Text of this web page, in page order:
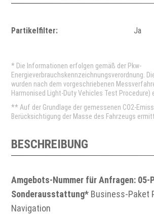
Partikelfilter: Ja
* Die Informationen erfolgen gemäß der Pkw-
Energieverbrauchskennzeichnungsverordnung.
wurden nach dem vorgeschriebenen
Harmonised Light-Duty Vehicles Test Procedure)
** Auf der Grundlage der gemessenen CO2-
Berücksichtigung der Masse des Fahrzeugs
BESCHREIBUNG
Amgebots-Nummer für Anfragen: 05-
Sonderausstattung* Business-Paket
Navigation